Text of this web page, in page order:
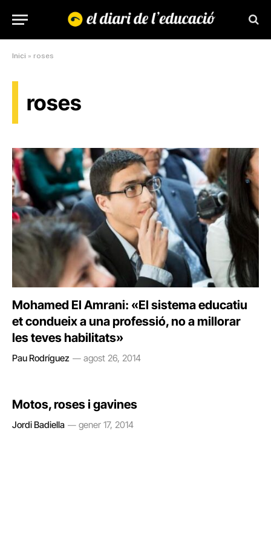
Inici » roses
roses
Mohamed El Amrani: «El sistema educatiu
et condueix a una professió, no a millorar
les teves habilitats»
Pau Rodríguez agost 26, 2014
Motos, roses i gavines
Jordi Badiella gener 17, 2014